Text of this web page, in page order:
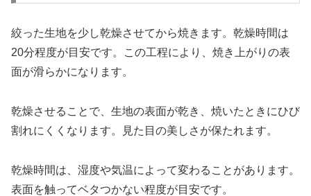
絞った生地を少し乾燥させてから焼きます。乾燥時間は
20分程度が目安です。この工程により、焼き上がりの表
面が滑らかになります。
乾燥させることで、生地の表面が乾き、焼いたときにひび
割れにくくなります。見た目の美しさが保たれます。
乾燥時間は、湿度や気温によって変わることがあります。
表面を触ってベタつかない程度が目安です。